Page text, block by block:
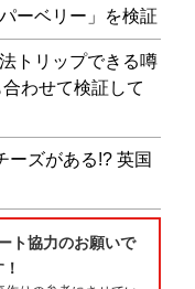
ーベリー」を検証
トリップできる噂
わせて検証して
ーズがある!? 英国